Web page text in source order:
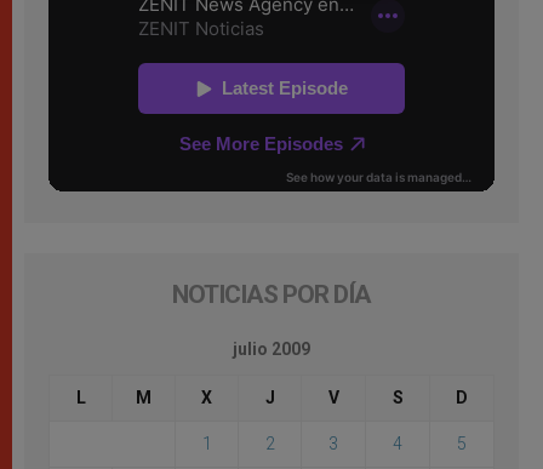
NOTICIAS POR DÍA
julio 2009
L M X J V S D
1 2 3 4 5